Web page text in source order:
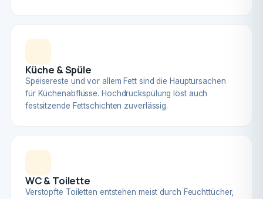
Küche & Spüle
Speisereste und vor allem Fett sind die Hauptursachen
für Küchenabflüsse. Hochdruckspülung löst auch
festsitzende Fettschichten zuverlässig.
WC & Toilette
Verstopfte Toiletten entstehen meist durch Feuchttücher,